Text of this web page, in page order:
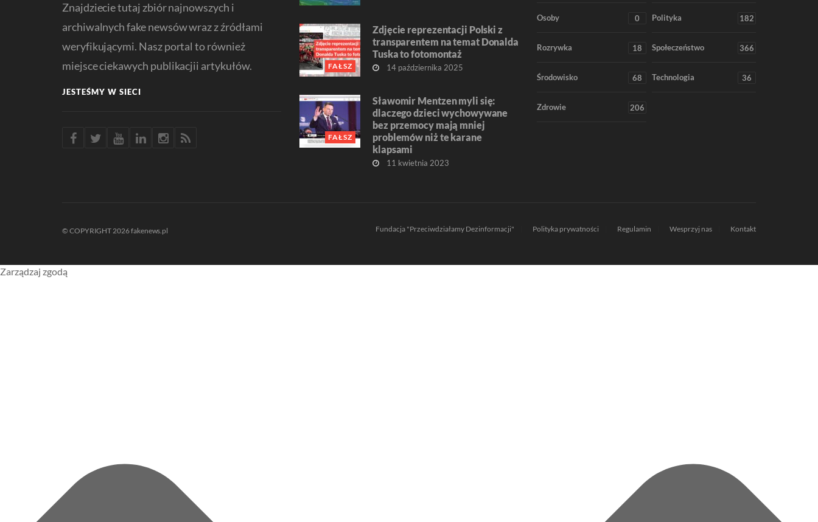
Znajdziecie tutaj zbiór najnowszych i
archiwalnych fake newsów wraz z źródłami
weryfikującymi. Nasz portal to również
miejsce ciekawych publikacjii artykułów.
JESTEŚMY W SIECI
FAŁSZ
Zdjęcie reprezentacji Polski z
transparentem na temat Donalda
Tuska to fotomontaż
14 października 2025
FAŁSZ
Sławomir Mentzen myli się:
dlaczego dzieci wychowywane
bez przemocy mają mniej
problemów niż te karane
klapsami
11 kwietnia 2023
Osoby 0 Polityka 182
Rozrywka 18 Społeczeństwo 366
Środowisko 68 Technologia 36
Zdrowie 206
© COPYRIGHT 2026 fakenews.pl Fundacja "Przeciwdziałamy Dezinformacji" Polityka prywatności Regulamin Wesprzyj nas Kontakt
Zarządzaj zgodą